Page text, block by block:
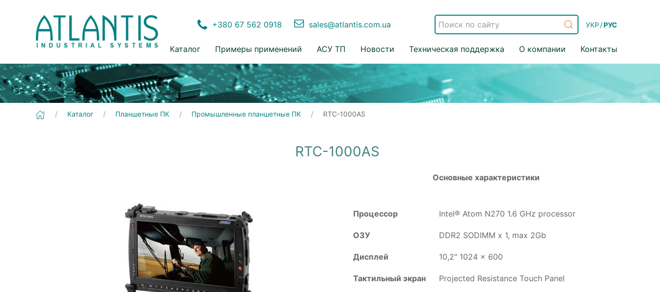
+380 67 562 0918 sales@atlantis.com.ua УКР /РУС
Каталог Примеры применений АСУ ТП Новости Техническая поддержка О компании Контакты
Каталог Планшетные ПК Промышленные планшетные ПК RTC-1000AS
RTC-1000AS
Основные характеристики
Процессор Intel® Atom N270 1.6 GHz processor
ОЗУ DDR2 SODIMM x 1, max 2Gb
Дисплей 10,2" 1024 x 600
Тактильный экран Projected Resistance Touch Panel